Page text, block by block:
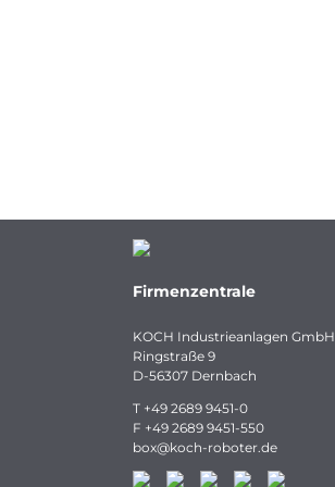
Firmenzentrale
KOCH Industrieanlagen GmbH
Ringstraße 9
D-56307 Dernbach
T +49 2689 9451-0
F +49 2689 9451-550
box@koch-roboter.de